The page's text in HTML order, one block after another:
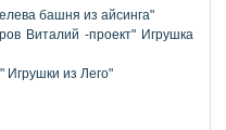
башня из айсинга"
Виталий -проект" Игрушка
Игрушки из Лего"